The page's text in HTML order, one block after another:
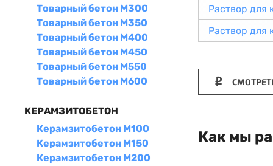
Товарный бетон М300
Товарный бетон М350
Товарный бетон М400
Товарный бетон М450
Товарный бетон М550
Товарный бетон М600
КЕРАМЗИТОБЕТОН
Керамзитобетон М100
Керамзитобетон М150
Керамзитобетон М200
Раствор для
Раствор для
Как мы